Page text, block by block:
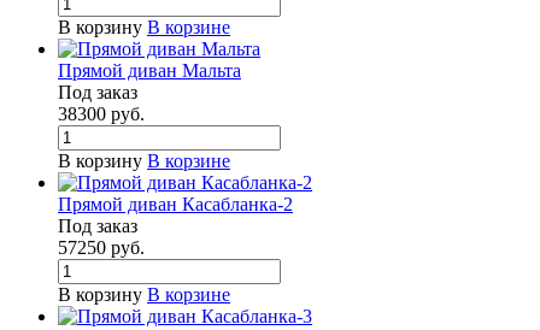
В корзину В корзине
Прямой диван Мальта
Под заказ
38300 руб.
В корзину В корзине
Прямой диван Касабланка-2
Под заказ
57250 руб.
В корзину В корзине